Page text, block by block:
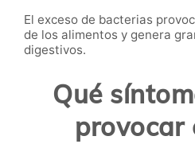
El exceso de bacterias
de los alimentos y genera
digestivos.
Qué
provocar